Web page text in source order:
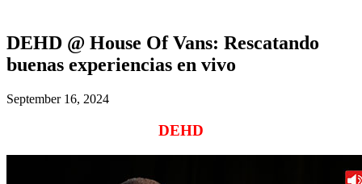
DEHD @ House Of Vans: Rescatando
buenas experiencias en vivo
September 16, 2024
DEHD